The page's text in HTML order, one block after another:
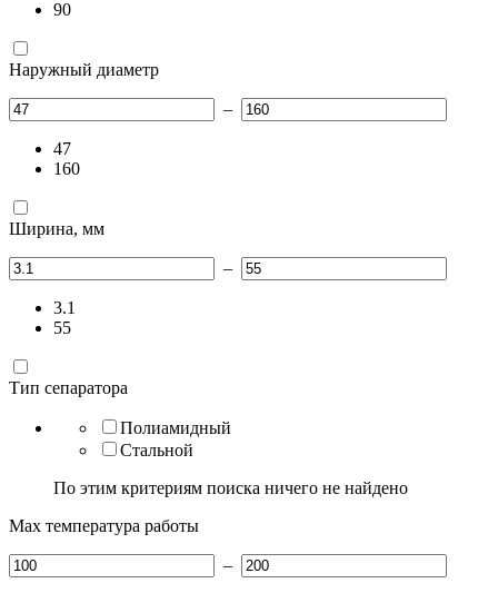
90
Наружный диаметр
–
47
160
Ширина, мм
–
3.1
55
Тип сепаратора
Полиамидный
Стальной
По этим критериям поиска ничего не найдено
Max температура работы
–